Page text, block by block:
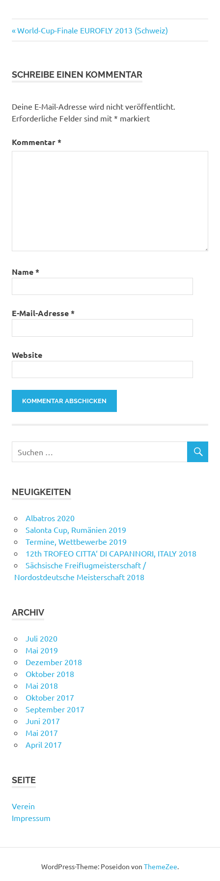
Beitragsnavigation
Vorheriger
Beitrag:
World-Cup-Finale EUROFLY 2013 (Schweiz)
SCHREIBE EINEN KOMMENTAR
Deine E-Mail-Adresse wird nicht veröffentlicht.
Erforderliche Felder sind mit * markiert
Kommentar*
Name*
E-Mail-Adresse*
Website
NEUIGKEITEN
Albatros 2020
Salonta Cup, Rumänien 2019
Termine, Wettbewerbe 2019
12th TROFEO CITTA‘ DI CAPANNORI, ITALY 2018
Sächsische Freiflugmeisterschaft /
Nordostdeutsche Meisterschaft 2018
ARCHIV
Juli 2020
Mai 2019
Dezember 2018
Oktober 2018
Mai 2018
Oktober 2017
September 2017
Juni 2017
Mai 2017
April 2017
SEITE
Verein
Impressum
WordPress-Theme: Poseidon von ThemeZee.